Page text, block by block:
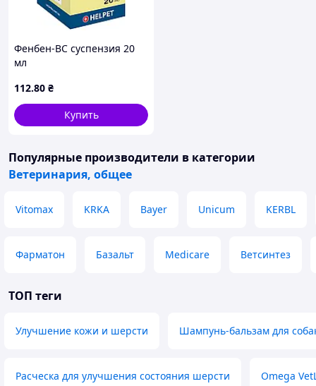
Фенбен-ВС суспензия 20
мл
112.80 ₴
Купить
Популярные производители в категории
Ветеринария, общее
Vitomax KRKA Bayer Unicum KERBL
Фарматон Базальт Medicare Ветсинтез
ТОП теги
Улучшение кожи и шерсти Шампунь-бальзам для
Расческа для улучшения состояния шерсти Omega